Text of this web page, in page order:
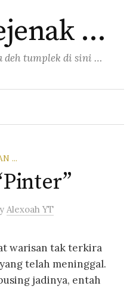
…
deh tumplek di sini …
Search
...
Alexoah YT
warisan tak terkira
telah meninggal.
jadinya, entah